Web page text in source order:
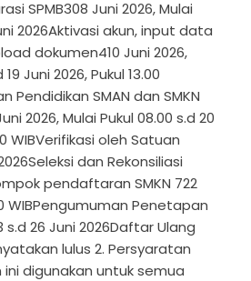
SPMB308 Juni 2026, Mulai
2026Aktivasi akun, input data
dokumen410 Juni 2026,
Juni 2026, Pukul 13.00
Pendidikan SMAN dan SMKN
2026, Mulai Pukul 08.00 s.d 20
WIBVerifikasi oleh Satuan
dan Rekonsiliasi
pendaftaran SMKN 722
WIBPengumuman Penetapan
s.d 26 Juni 2026Daftar Ulang
lulus 2. Persyaratan
digunakan untuk semua